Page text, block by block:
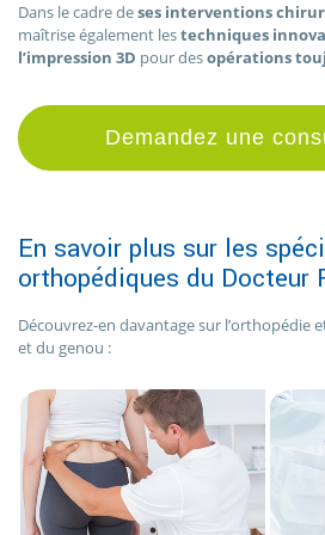
Dans le cadre deses interventions
maîtrise également lestechniques
l’impression 3D pour desopérations
Demandez une
En savoir plus sur les
orthopédiques du Docteur
Découvrez-en davantage sur l’orthopédie
et du genou :